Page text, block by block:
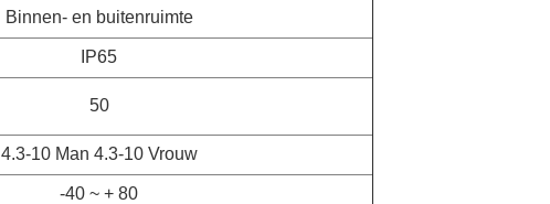
Binnen- en buitenruimte
IP65
50
4.3-10 Man 4.3-10 Vrouw
-40 ~ + 80